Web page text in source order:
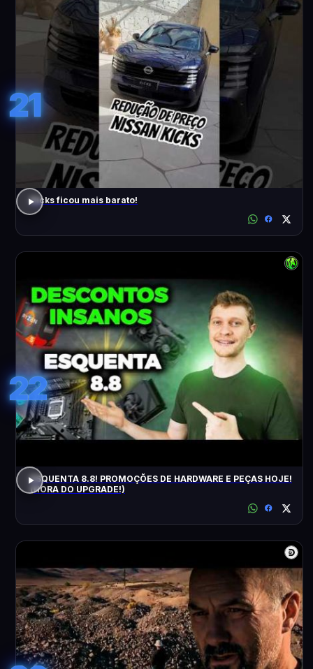
21
Kicks ficou mais barato!
22
ESQUENTA 8.8! PROMOÇÕES DE HARDWARE E PEÇAS HOJE!
(HORA DO UPGRADE!)